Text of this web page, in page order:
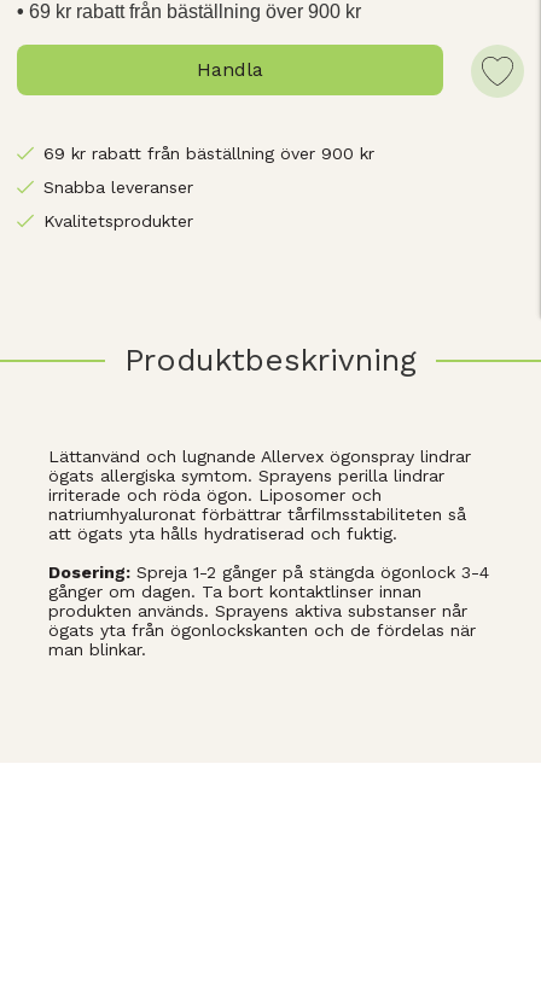
69 kr rabatt från bäställning över 900 kr
Handla
69 kr rabatt från bäställning över 900 kr
Snabba leveranser
Kvalitetsprodukter
Produktbeskrivning
Lättanvänd och lugnande Allervex ögonspray lindrar
ögats allergiska symtom. Sprayens perilla lindrar
irriterade och röda ögon. Liposomer och
natriumhyaluronat förbättrar tårfilmsstabiliteten så
att ögats yta hålls hydratiserad och fuktig.
Dosering: Spreja 1-2 gånger på stängda ögonlock 3-4
gånger om dagen. Ta bort kontaktlinser innan
produkten används. Sprayens aktiva substanser når
ögats yta från ögonlockskanten och de fördelas när
man blinkar.